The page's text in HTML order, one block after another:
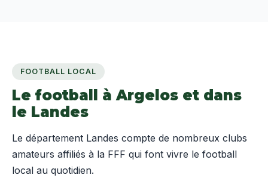
FOOTBALL LOCAL
Le football à Argelos et dans
le Landes
Le département Landes compte de nombreux clubs
amateurs affiliés à la FFF qui font vivre le football
local au quotidien.